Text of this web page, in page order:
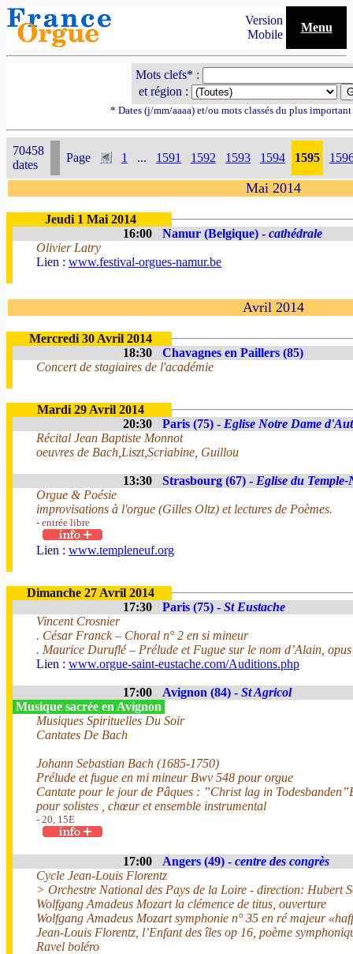
Version
Mobile
Menu
Mots clefs* :
et région :
* Dates (j/mm/aaaa) et/ou mots classés du plus
70458
dates
Page 1 ... 1591 1592 1593 1594 1595
Mai 2014
Jeudi 1 Mai 2014
16:00
Namur (Belgique) - cathédrale
Olivier Latry
Lien : www.festival-orgues-namur.be
Avril 2014
Mercredi 30 Avril 2014
18:30
Chavagnes en Paillers (85)
Concert de stagiaires de l'académie
Mardi 29 Avril 2014
20:30
Paris (75) - Eglise Notre Dame
Récital Jean Baptiste Monnot
oeuvres de Bach,Liszt,Scriabine, Guillou
13:30 Strasbourg (67) - Eglise du Temple-
Orgue & Poésie
improvisations à l'orgue (Gilles Oltz) et lectures de Poèmes.
- entrée libre
Lien : www.templeneuf.org
Dimanche 27 Avril 2014
17:30
Paris (75) - St Eustache
Vincent Crosnier
. César Franck – Choral n° 2 en si mineur
. Maurice Duruflé – Prélude et Fugue sur le nom d’Alain,
Lien : www.orgue-saint-eustache.com/Auditions.php
17:00 Avignon (84) - St Agricol
Musique sacrée en Avignon
Musiques Spirituelles Du Soir
Cantates De Bach
Johann Sebastian Bach (1685-1750)
Prélude et fugue en mi mineur Bwv 548 pour orgue
Cantate pour le jour de Pâques : ”Christ lag in
pour solistes , chœur et ensemble instrumental
- 20, 15E
17:00 Angers (49) - centre des congrès
Cycle Jean-Louis Florentz
> Orchestre National des Pays de la Loire - direction: Hubert
Wolfgang Amadeus Mozart la clémence de titus, ouverture
Wolfgang Amadeus Mozart symphonie n° 35 en ré majeur
Jean-Louis Florentz, l’Enfant des îles op 16, poème
Ravel boléro